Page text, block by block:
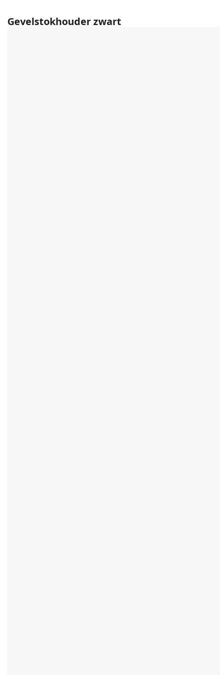
Gevelstokhouder zwart